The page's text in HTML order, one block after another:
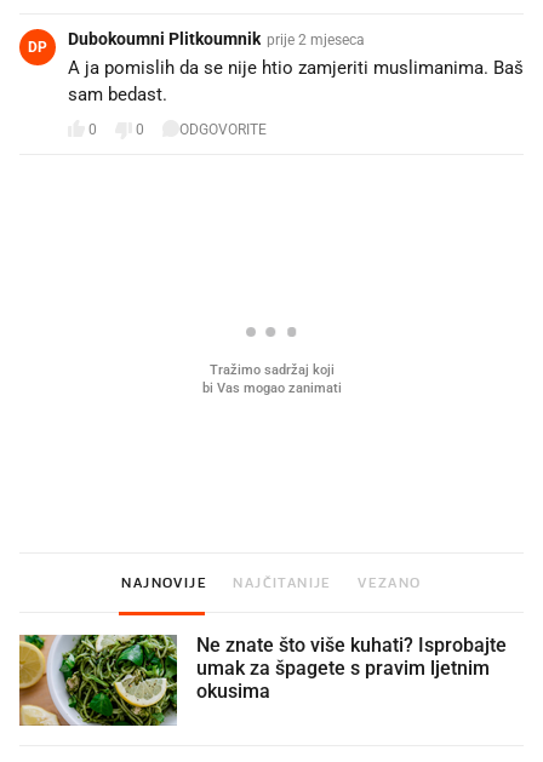
DP Dubokoumni Plitkoumnik prije 2 mjeseca
A ja pomislih da se nije htio zamjeriti muslimanima. Baš
sam bedast.
0 0 ODGOVORITE
NAJNOVIJE NAJČITANIJE VEZANO
Ne znate što više kuhati? Isprobajte
umak za špagete s pravim ljetnim
okusima